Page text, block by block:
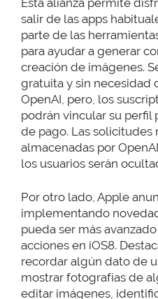
salir de las apps
parte de las
para ayudar a generar
creación de imágenes.
gratuita y sin necesidad
OpenAI, pero, los
podrán vincular su perfil
de pago. Las solicitudes
almacenadas por
los usuarios serán
Por otro lado, Apple
implementando
pueda ser más
acciones en iOS8.
recordar algún dato de
mostrar fotografías de
editar imágenes,